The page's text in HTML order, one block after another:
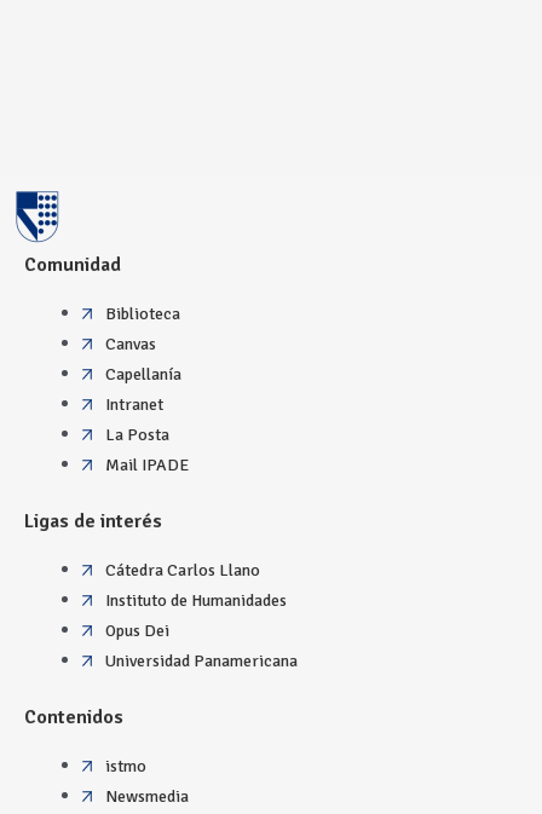
Comunidad
Biblioteca
Canvas
Capellanía
Intranet
La Posta
Mail IPADE
Ligas de interés
Cátedra Carlos Llano
Instituto de Humanidades
Opus Dei
Universidad Panamericana
Contenidos
istmo
Newsmedia